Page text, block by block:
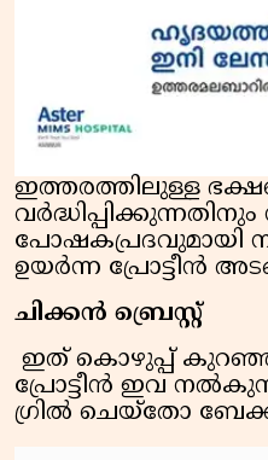
ഇത്തരത്തിലുള്ള
പോഷകപ്രദവുമായി
ഉയർന്ന പ്രോട്ടീൻ
ചിക്കൻ ബ്രെസ്റ്റ്
ഇത് കൊഴുപ്പ് കുറഞ്ഞ
പ്രോട്ടീൻ ഇവ
ഗ്രിൽ ചെയ്തോ